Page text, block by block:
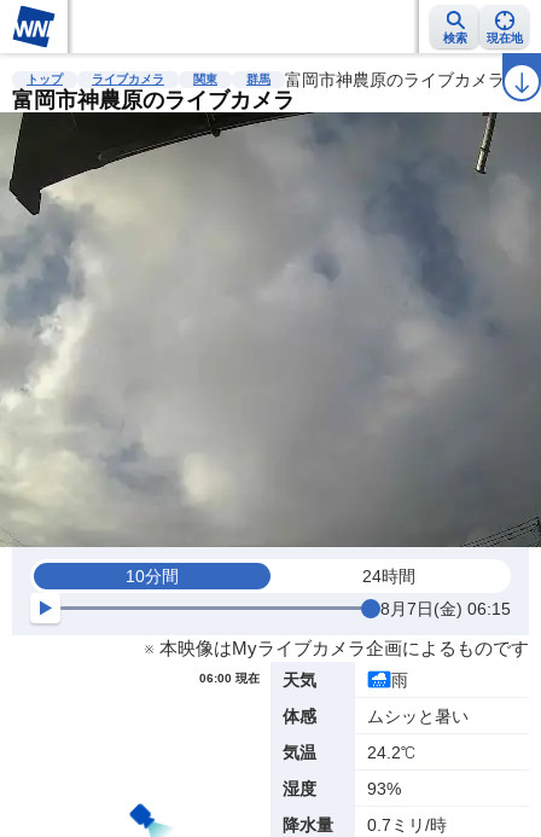
検索 現在地
雨雲レーダー 台風情報 地震情報 警報・注意報 2週間天気 ラ
トップ ライブカメラ 関東 群馬 富岡市神農原のライブカメラ
富岡市神農原のライブカメラ
10分間
24時間
8月7日(金) 06:15
※ 本映像はMyライブカメラ企画によるものです
06:00 現在 天気
雨
体感
ムシッと暑い
気温
24.2℃
湿度
93%
降水量
0.7ミリ/時